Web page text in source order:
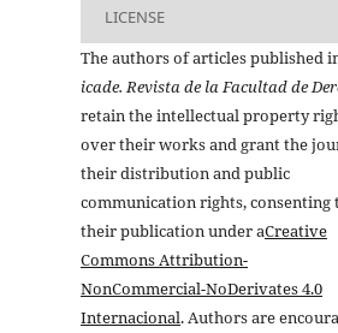
LICENSE
The authors of articles published
icade. Revista de la Facultad de
retain the intellectual property
over their works and grant the
their distribution and public
communication rights, consenting
their publication under aCreative
Commons Attribution-
NonCommercial-NoDerivates 4.0
Internacional. Authors are